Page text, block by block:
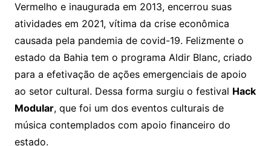
Vermelho e inaugurada em 2013, encerrou suas
atividades em 2021, vítima da crise econômica
causada pela pandemia de covid-19. Felizmente o
estado da Bahia tem o programa Aldir Blanc, criado
para a efetivação de ações emergenciais de apoio
ao setor cultural. Dessa forma surgiu o festival Hack
Modular, que foi um dos eventos culturais de
música contemplados com apoio financeiro do
estado.